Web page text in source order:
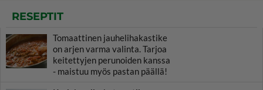
RESEPTIT
Tomaattinen jauhelihakastike
on arjen varma valinta. Tarjoa
keitettyjen perunoiden kanssa
- maistuu myös pastan päällä!